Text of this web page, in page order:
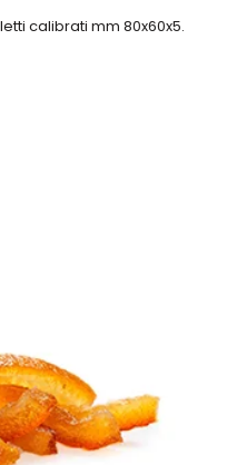
calibrati mm 80x60x5.